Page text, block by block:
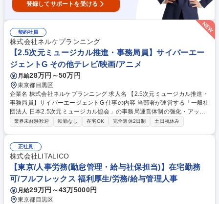
登録してサポートを受ける
契約社員
株式会社ネルケプランニング
【2.5次元ミュージカル推進・事務局員】サイバーエー
ジェントG その他テレビ/映画/アニメ
月給28万円～50万円
東京都目黒区
企業名 株式会社ネルケプランニング 求人名 【2.5次元ミュージカル推進・
事務局員】サイバーエージェントG 仕事の内容 当部署が運営する「一般社
団法人 日本2.5次元ミュージカル協会」の事務局運営体制の強化・アップ
デートを目的に採用開始！進行管理や業務改善の経験を活かし、より質の
また、理事会や主催セミナーの企画・運営、国内外のPR活動サポートも
チームで連携して進めます。業務に慣れた後は、協会員向けサービスの向
上や事務局の業務フロー改善の提案・実行にも挑戦可能！関係各所と連携
し、日本が誇るエンタメの発展と協会運営をアップデートしていくやりが
い抜群の環境です。 募集職種 【2.5次元ミュージカル推進・事務局員】サ
イバーエージェントG
業界未経験歓迎 転勤なし 在宅OK 完全週休2日制 土日祝休み
正社員
株式会社LITALICO
【東京/人事労務(勤怠管理・給与社保担当)】在宅勤務
可/フルフレックス 福利厚生/労務/給与管理人事
月給29万円～43万5000円
東京都目黒区